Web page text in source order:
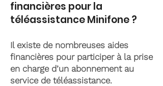
financières pour la
téléassistance Minifone ?
Il existe de nombreuses aides
financières pour participer à la prise
en charge d’un abonnement au
service de téléassistance.